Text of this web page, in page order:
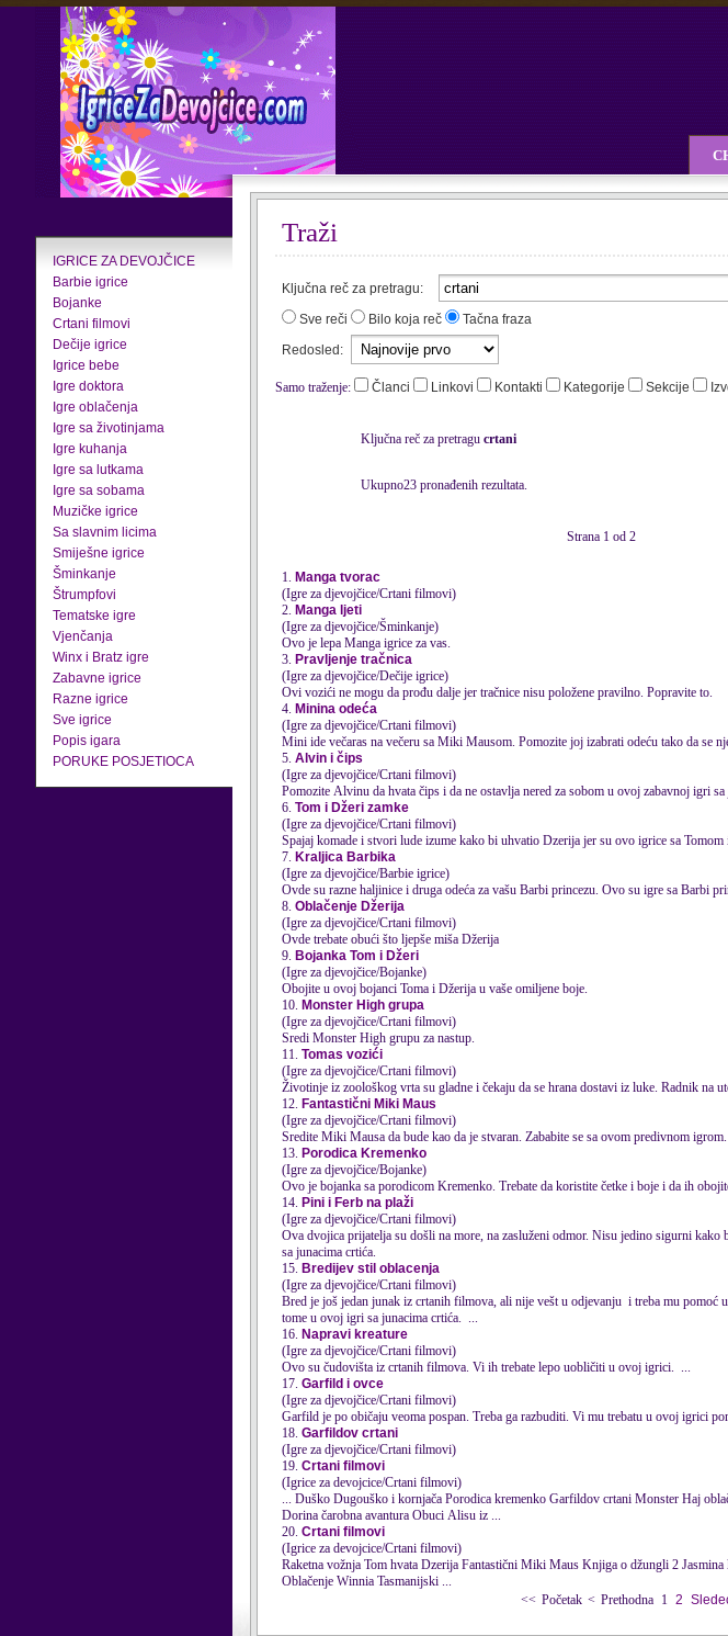
IGRICE ZA DEVOJČICE
Barbie igrice
Bojanke
Crtani filmovi
Dečije igrice
Igrice bebe
Igre doktora
Igre oblačenja
Igre sa životinjama
Igre kuhanja
Igre sa lutkama
Igre sa sobama
Muzičke igrice
Sa slavnim licima
Smiješne igrice
Šminkanje
Štrumpfovi
Tematske igre
Vjenčanja
Winx i Bratz igre
Zabavne igrice
Razne igrice
Sve igrice
Popis igara
PORUKE POSJETIOCA
Traži
Ključna reč za pretragu:
Sve reči
Bilo koja reč
Tačna fraza
Redosled:
Samo traženje: Članci Linkovi Kontakti Kategorije Sekcije
Ključna reč za pretragu crtani
Ukupno23 pronađenih rezultata.
Strana 1 od 2
1. Manga tvorac
(Igre za djevojčice/Crtani filmovi)
2. Manga ljeti
(Igre za djevojčice/Šminkanje)
Ovo je lepa Manga igrice za vas.
3. Pravljenje tračnica
(Igre za djevojčice/Dečije igrice)
Ovi vozići ne mogu da prođu dalje jer tračnice nisu položene pravilno. Popravite to.
4. Minina odeća
(Igre za djevojčice/Crtani filmovi)
Mini ide večaras na večeru sa Miki Mausom. Pomozite joj izabrati odeću tako da se
5. Alvin i čips
(Igre za djevojčice/Crtani filmovi)
Pomozite Alvinu da hvata čips i da ne ostavlja nered za sobom u ovoj zabavnoj igri sa
6. Tom i Džeri zamke
(Igre za djevojčice/Crtani filmovi)
Spajaj komade i stvori lude izume kako bi uhvatio Dzerija jer su ovo igrice sa Tomom
7. Kraljica Barbika
(Igre za djevojčice/Barbie igrice)
Ovde su razne haljinice i druga odeća za vašu Barbi princezu. Ovo su igre sa Barbi
8. Oblačenje Džerija
(Igre za djevojčice/Crtani filmovi)
Ovde trebate obući što ljepše miša Džerija
9. Bojanka Tom i Džeri
(Igre za djevojčice/Bojanke)
Obojite u ovoj bojanci Toma i Džerija u vaše omiljene boje.
10. Monster High grupa
(Igre za djevojčice/Crtani filmovi)
Sredi Monster High grupu za nastup.
11. Tomas vozići
(Igre za djevojčice/Crtani filmovi)
Životinje iz zoološkog vrta su gladne i čekaju da se hrana dostavi iz luke. Radnik na
12. Fantastični Miki Maus
(Igre za djevojčice/Crtani filmovi)
Sredite Miki Mausa da bude kao da je stvaran. Zababite se sa ovom predivnom igrom.
13. Porodica Kremenko
(Igre za djevojčice/Bojanke)
Ovo je bojanka sa porodicom Kremenko. Trebate da koristite četke i boje i da ih
14. Pini i Ferb na plaži
(Igre za djevojčice/Crtani filmovi)
Ova dvojica prijatelja su došli na more, na zasluženi odmor. Nisu jedino sigurni
sa junacima crtića.
15. Bredijev stil oblacenja
(Igre za djevojčice/Crtani filmovi)
Bred je još jedan junak iz crtanih filmova, ali nije vešt u odjevanju i treba mu pomoć
tome u ovoj igri sa junacima crtića. ...
16. Napravi kreature
(Igre za djevojčice/Crtani filmovi)
Ovo su čudovišta iz crtani
h filmova. Vi ih trebate lepo uobličiti u ovoj igrici. ...
17. Garfild i ovce
(Igre za djevojčice/Crtani filmovi)
Garfild je po običaju veoma pospan. Treba ga razbuditi. Vi mu trebatu u ovoj igrici
18. Garfildov crtani
(Igre za djevojčice/Crtani filmovi)
19. Crtani filmovi
(Igrice za devojcice/Crtani filmovi)
... Duško Dugouško i kornjača Porodica kremenko Garfildov crtani
Dorina čarobna avantura Obuci Alisu iz ...
20. Crtani filmovi
(Igrice za devojcice/Crtani filmovi)
Raketna vožnja Tom hvata Dzerija Fantastični Miki Maus Knjiga o džungli 2 Jasmina leti visoko Monster High kuhanje Jasminine i vodene bojice
Oblačenje Winnia Tasmanijski ...
<< Početak < Prethodna 1 2